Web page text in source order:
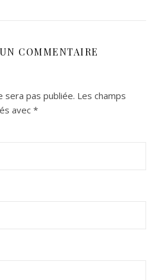
COMMENTAIRE
sera pas publiée. Les champs
avec *